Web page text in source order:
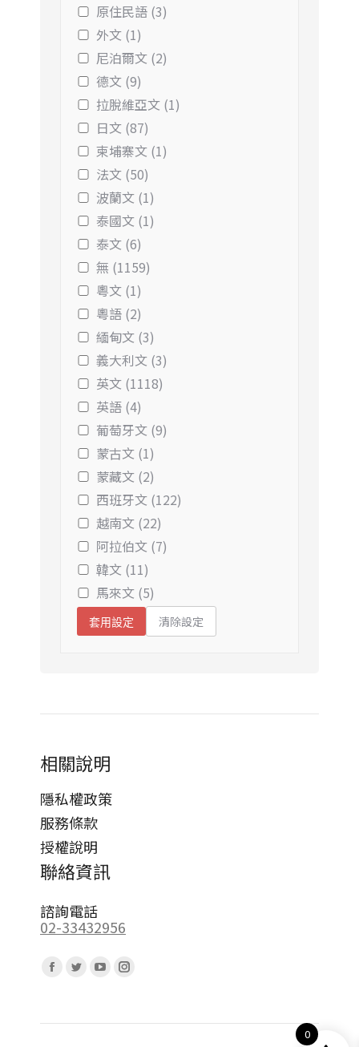
原住民語 (3)
外文 (1)
尼泊爾文 (2)
德文 (9)
拉脫維亞文 (1)
日文 (87)
柬埔寨文 (1)
法文 (50)
波蘭文 (1)
泰國文 (1)
泰文 (6)
無 (1159)
粵文 (1)
粵語 (2)
緬甸文 (3)
義大利文 (3)
英文 (1118)
英語 (4)
葡萄牙文 (9)
蒙古文 (1)
蒙藏文 (2)
西班牙文 (122)
越南文 (22)
阿拉伯文 (7)
韓文 (11)
馬來文 (5)
套用設定 清除設定
相關說明
隱私權政策
服務條款
授權說明
聯絡資訊
諮詢電話
02-33432956
Facebook
opens
Twitter
opens
YouTube
opens
Instagram
opens
0